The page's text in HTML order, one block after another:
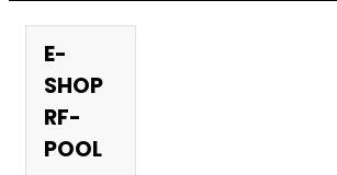
E-
SHOP
RF-
POOL